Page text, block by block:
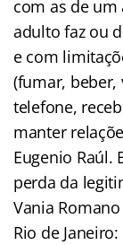
com as de
adulto faz ou
e com
(fumar, beber,
telefone,
manter
Eugenio Raúl.
perda da
Vania
Rio de